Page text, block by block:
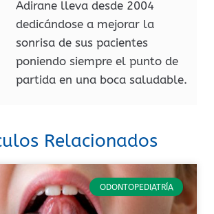
Adirane lleva desde 2004
dedicándose a mejorar la
sonrisa de sus pacientes
poniendo siempre el punto de
partida en una boca saludable.
Relacionados
ODONTOPEDIATRÍA